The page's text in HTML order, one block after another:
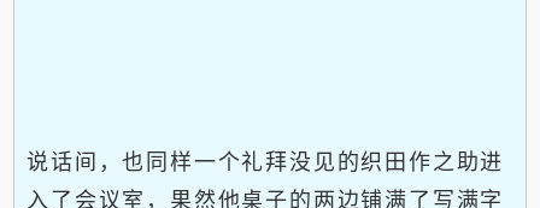
说话间，也同样一个礼拜没见的织田作之助进
入了会议室，果然他桌子的两边铺满了写满字